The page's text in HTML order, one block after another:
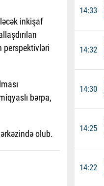
inkişaf
perspektivləri
bərpa,
olub.
14:33
14:32
14:30
14:25
14:22